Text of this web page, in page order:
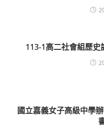
113-1高二社會組歷
國立嘉義女子高級中學